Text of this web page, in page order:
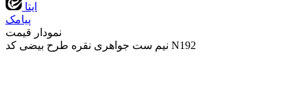
ایتا
پیامک
نمودار قیمت
نیم ست جواهری نقره طرح بیضی کد N192